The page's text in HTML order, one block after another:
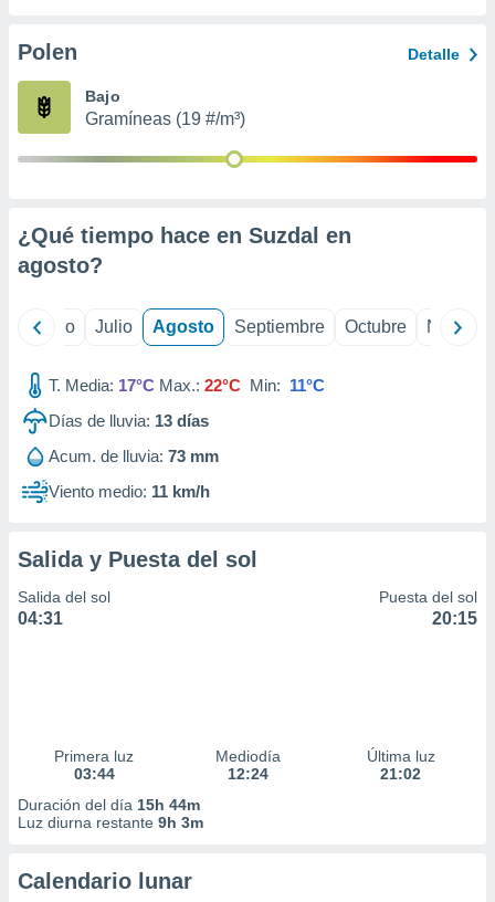
e
mediante
de
1199
Polen Detalle
Bajo
Gramíneas (19 #/m³)
¿Qué tiempo hace en Suzdal en
agosto?
Junio Julio Agosto Septiembre Octubre
T. Media: 17°C Max.: 22°C Min: 11°C
Días de lluvia: 13 días
Acum. de lluvia: 73 mm
Viento medio: 11 km/h
Salida y Puesta del sol
Salida del sol
04:31
Puesta del sol
20:15
Primera luz
03:44
Mediodía
12:24
Última luz
21:02
Duración del día 15h 44m
Luz diurna restante 9h 3m
Calendario lunar